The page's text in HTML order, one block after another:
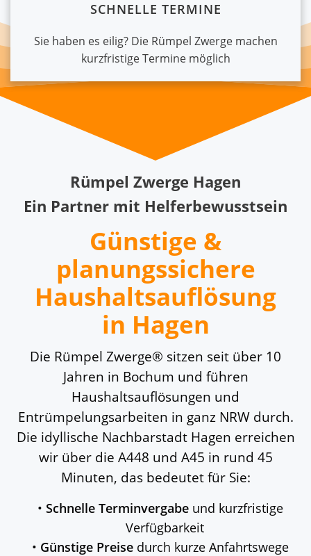
SCHNELLE TERMINE
Sie haben es eilig? Die Rümpel Zwerge machen
kurzfristige Termine möglich
Rümpel Zwerge Hagen
Ein Partner mit Helferbewusstsein
Günstige &
planungssichere
Haushaltsauflösung
in Hagen
Die Rümpel Zwerge® sitzen seit über 10
Jahren in Bochum und führen
Haushaltsauflösungen und
Entrümpelungsarbeiten in ganz NRW durch.
Die idyllische Nachbarstadt Hagen erreichen
wir über die A448 und A45 in rund 45
Minuten, das bedeutet für Sie:
Schnelle Terminvergabe und kurzfristige
Verfügbarkeit
Günstige Preise durch kurze Anfahrtswege